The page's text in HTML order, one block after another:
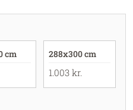
cm 288x300 cm
1.003 kr.